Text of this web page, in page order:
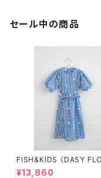
セール中の商品
FISH&KIDS 〈DASY FLOWER
S DRESS〉
¥13,860